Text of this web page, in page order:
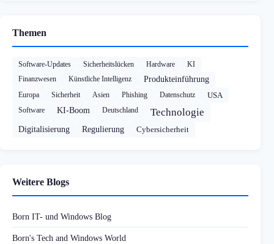
Themen
Software-Updates Sicherheitslücken Hardware
KI
Finanzwesen
Künstliche Intelligenz Produkteinführung
Europa Sicherheit Asien Phishing Datenschutz USA
Software KI-Boom Deutschland Technologie
Digitalisierung Regulierung Cybersicherheit
Weitere Blogs
Born IT- und Windows Blog
Born's Tech and Windows World